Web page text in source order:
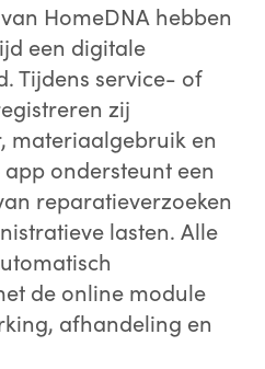
HomeDNA hebben
een digitale
Tijdens service- of
zij
materiaalgebruik en
ondersteunt een
reparatieverzoeken
lasten. Alle
de online module
afhandeling en